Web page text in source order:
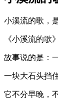
小溪流的歌，
《小溪流的歌
故事说的是：
一块大石头挡
它不分早晚，